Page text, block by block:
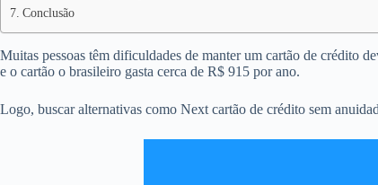
Conclusão
Muitas pessoas têm dificuldades de manter um cartão de crédito
e o cartão o brasileiro gasta cerca de R$ 915 por ano.
Logo, buscar alternativas como Next cartão de crédito sem